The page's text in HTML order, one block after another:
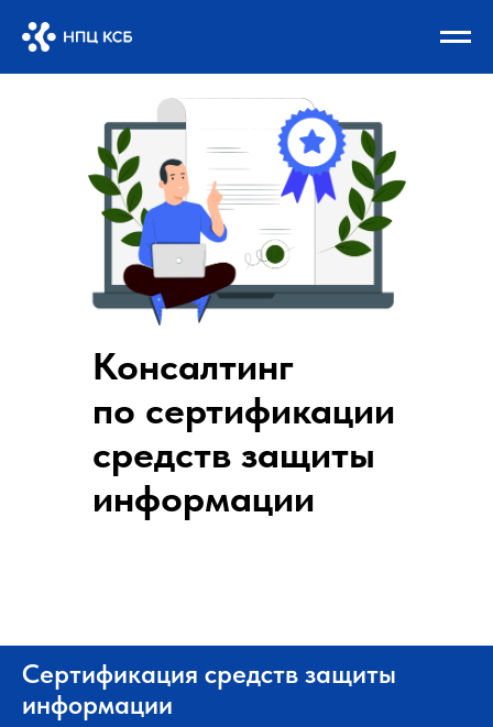
Консалтинг
по сертификации
средств защиты
информации
Сертификация средств защиты
информации